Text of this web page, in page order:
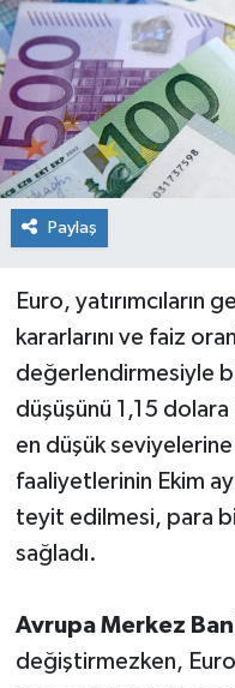
Paylaş
Euro, yatırımcıların
kararlarını ve faiz
değerlendirmesiyle
düşüşünü 1,15
en düşük
faaliyetlerinin Ekim
teyit edilmesi, para
sağladı.
Avrupa Merkez
değiştirmezken,